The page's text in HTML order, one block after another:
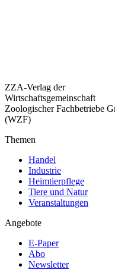
ZZA-Verlag der
Wirtschaftsgemeinschaft
Zoologischer Fachbetriebe
(WZF)
Themen
Handel
Industrie
Heimtierpflege
Tiere und Natur
Veranstaltungen
Angebote
E-Paper
Abo
Newsletter